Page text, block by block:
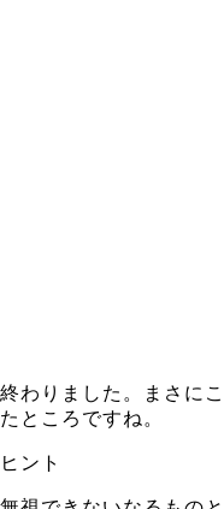
終わりました。まさに
たところですね。
ヒント